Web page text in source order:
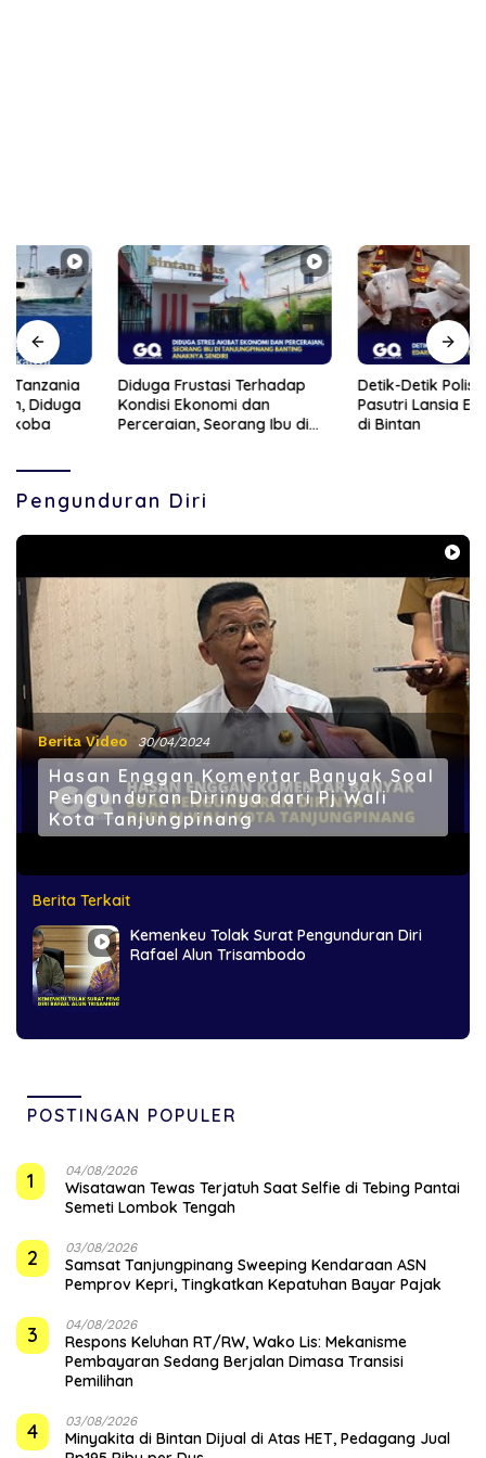
Diduga Frustasi Terhadap
Kondisi Ekonomi dan
Perceraian, Seorang Ibu di
Detik-Detik Polisi Bekuk
Pasutri Lansia Edarkan Sabu
di Bintan
Pengunduran Diri
Berita Video 30/04/2024
Hasan Enggan Komentar Banyak Soal
Pengunduran Dirinya dari Pj Wali
Kota Tanjungpinang
Berita Terkait
Kemenkeu Tolak Surat Pengunduran Diri
Rafael Alun Trisambodo
POSTINGAN POPULER
1 04/08/2026
Wisatawan Tewas Terjatuh Saat Selfie di Tebing Pantai
Semeti Lombok Tengah
2 03/08/2026
Samsat Tanjungpinang Sweeping Kendaraan ASN
Pemprov Kepri, Tingkatkan Kepatuhan Bayar Pajak
3 04/08/2026
‎Respons Keluhan RT/RW, Wako Lis: Mekanisme
Pembayaran Sedang Berjalan Dimasa Transisi
Pemilihan
4 03/08/2026
Minyakita di Bintan Dijual di Atas HET, Pedagang Jual